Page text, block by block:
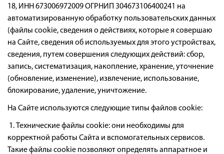
Контакты
18, ИНН 673006972009 ОГРНИП 304673106400241 на
автоматизированную обработку пользовательских данных
(файлы cookie, сведения о действиях, которые я совершаю
на Сайте, сведения об используемых для этого устройствах,
сведения, путем совершения следующих действий: сбор,
запись, систематизация, накопление, хранение, уточнение
(обновление, изменение), извлечение, использование,
блокирование, удаление, уничтожение.
На Сайте используются следующие типы файлов cookie:
1. Технические файлы cookie: они необходимы для
корректной работы Сайта и вспомогательных сервисов.
Такие файлы cookie позволяют определять аппаратное и